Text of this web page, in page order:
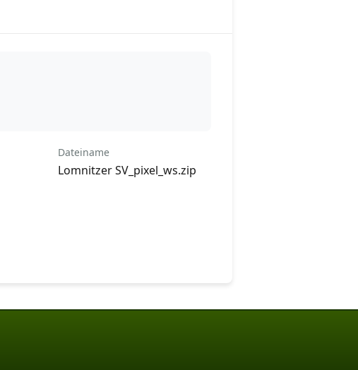
Dateiname
Lomnitzer SV_pixel_ws.zip